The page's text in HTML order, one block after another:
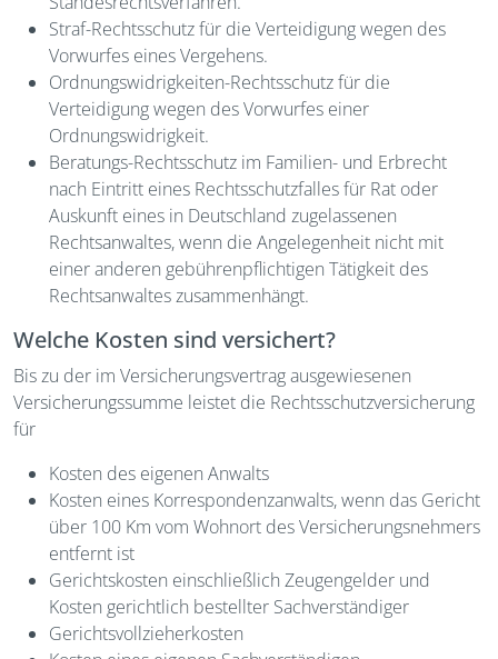
Straf-Rechtsschutz für die Verteidigung wegen des
Vorwurfes eines Vergehens.
Ordnungswidrigkeiten-Rechtsschutz für die
Verteidigung wegen des Vorwurfes einer
Ordnungswidrigkeit.
Beratungs-Rechtsschutz im Familien- und Erbrecht
nach Eintritt eines Rechtsschutzfalles für Rat oder
Auskunft eines in Deutschland zugelassenen
Rechtsanwaltes, wenn die Angelegenheit nicht mit
einer anderen gebührenpflichtigen Tätigkeit des
Rechtsanwaltes zusammenhängt.
Welche Kosten sind versichert?
Bis zu der im Versicherungsvertrag ausgewiesenen
Versicherungssumme leistet die Rechtsschutzversicherung
für
Kosten des eigenen Anwalts
Kosten eines Korrespondenzanwalts, wenn das Gericht
über 100 Km vom Wohnort des Versicherungsnehmers
entfernt ist
Gerichtskosten einschließlich Zeugengelder und
Kosten gerichtlich bestellter Sachverständiger
Gerichtsvollzieherkosten